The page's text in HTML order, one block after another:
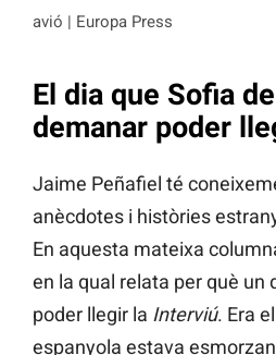
avió | Europa Press
El dia que Sofia
demanar poder
Jaime Peñafiel té
anècdotes i històries
En aquesta mateixa
en la qual relata per què un
poder llegir la Interviú. Era
espanyola estava